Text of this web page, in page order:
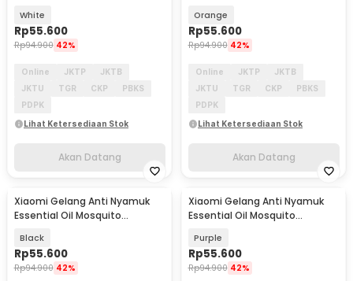
White
Rp55.600
Rp94.900 42%
Online JKTP
JKTB
JKTU
TGR CKP
PBKS
PDPK
Lihat Ketersediaan Stok
Akan Datang
Orange
Rp55.600
Rp94.900 42%
Online JKTP
JKTB
JKTU
TGR CKP
PBKS
PDPK
Lihat Ketersediaan Stok
Akan Datang
Akan Datang
Xiaomi Gelang Anti Nyamuk
Essential Oil Mosquito
Black
Rp55.600
Rp94.900 42%
Akan Datang
Xiaomi Gelang Anti Nyamuk
Essential Oil Mosquito
Purple
Rp55.600
Rp94.900 42%